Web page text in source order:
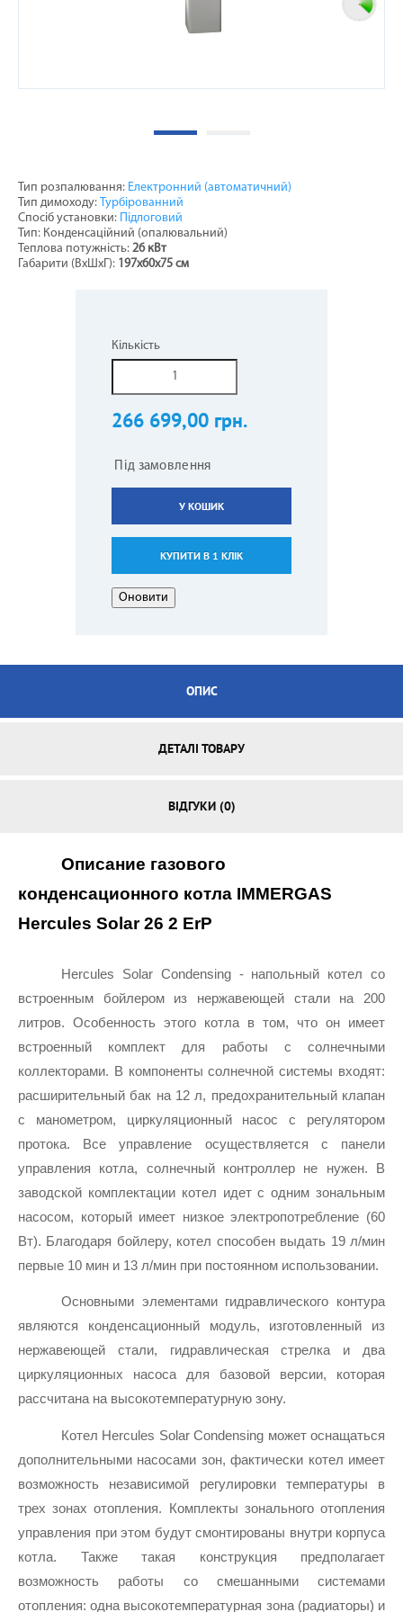
Тип розпалювання: Електронний (автоматичний)
Тип димоходу: Турбірованний
Спосіб установки: Підлоговий
Тип: Конденсаційний (опалювальний)
Теплова потужність: 26 кВт
Габарити (ВхШхГ): 197x60x75 см
Кількість
266 699,00 грн.
Під замовлення
У КОШИК
КУПИТИ В 1 КЛІК
ОПИС
ДЕТАЛІ ТОВАРУ
ВІДГУКИ (0)
Описание газового
конденсационного котла IMMERGAS
Hercules Solar 26 2 ErP
Hercules Solar Сondensing - напольный котел со
встроенным бойлером из нержавеющей стали на 200
литров. Особенность этого котла в том, что он имеет
встроенный комплект для работы с солнечными
коллекторами. В компоненты солнечной системы входят:
расширительный бак на 12 л, предохранительный клапан
с манометром, циркуляционный насос с регулятором
протока. Все управление осуществляется с панели
управления котла, солнечный контроллер не нужен. В
заводской комплектации котел идет с одним зональным
насосом, который имеет низкое электропотребление (60
Вт). Благодаря бойлеру, котел способен выдать 19 л/мин
первые 10 мин и 13 л/мин при постоянном использовании.
Основными элементами гидравлического контура
являются конденсационный модуль, изготовленный из
нержавеющей стали, гидравлическая стрелка и два
циркуляционных насоса для базовой версии, которая
рассчитана на высокотемпературную зону.
Котел Hercules Solar Сondensing может оснащаться
дополнительными насосами зон, фактически котел имеет
возможность независимой регулировки температуры в
трех зонах отопления. Комплекты зонального отопления
управления при этом будут смонтированы внутри корпуса
котла. Также такая конструкция предполагает
возможность работы со смешанными системами
отопления: одна высокотемпературная зона (радиаторы) и